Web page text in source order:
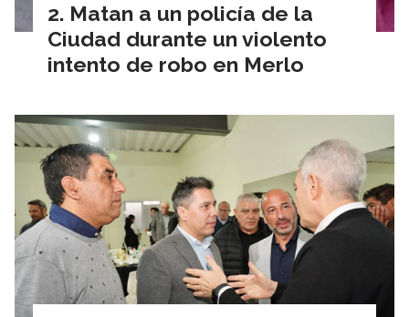
Matan a un policía de la
Ciudad durante un violento
intento de robo en Merlo